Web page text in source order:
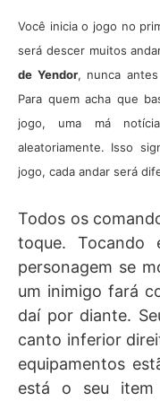
Você inicia o jogo no
será descer muitos
de Yendor, nunca
Para quem acha que
jogo, uma má
aleatoriamente. Isso
jogo, cada andar será
Todos os
toque.
personagem se
um inimigo fará
daí por diante.
canto inferior
equipamentos
está o seu item